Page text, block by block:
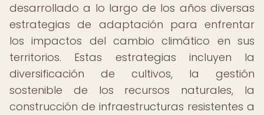
desarrollado a lo largo de los años diversas
estrategias de adaptación para enfrentar
los impactos del cambio climático en sus
territorios. Estas estrategias incluyen la
diversificación de cultivos, la gestión
sostenible de los recursos naturales, la
construcción de infraestructuras resistentes a